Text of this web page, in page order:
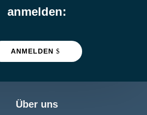
anmelden:
ANMELDEN
Über uns